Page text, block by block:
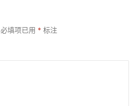
必填项已用 * 标注